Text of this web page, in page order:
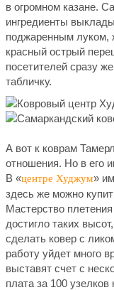
в огромном казане.
ингредиенты
поджаренным луком,
красный острый
посетителей сразу
табличку.
А вот к коврам
отношения. Но в его
В «центре Худжум»
здесь же можно
Мастерство
достигло таких
сделать ковер с
работу уйдет много
выставят счет с
плата за 100